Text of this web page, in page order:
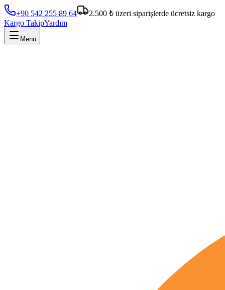
+90 542 255 89 64
2.500 ₺ üzeri siparişlerde ücretsiz kargo
Kargo TakipYardım
Menü